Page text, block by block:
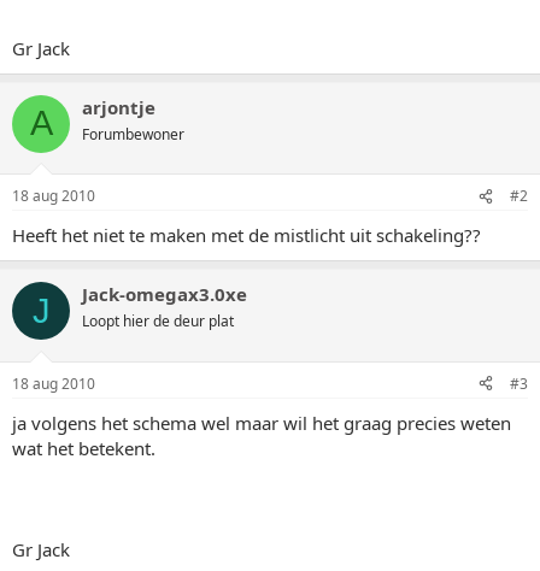
Gr Jack
A arjontje
Forumbewoner
18 aug 2010 #2
Heeft het niet te maken met de mistlicht uit schakeling??
J Jack-omegax3.0xe
Loopt hier de deur plat
18 aug 2010 #3
ja volgens het schema wel maar wil het graag precies weten
wat het betekent.
Gr Jack